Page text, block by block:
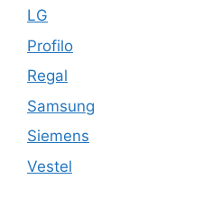
LG
Profilo
Regal
Samsung
Siemens
Vestel